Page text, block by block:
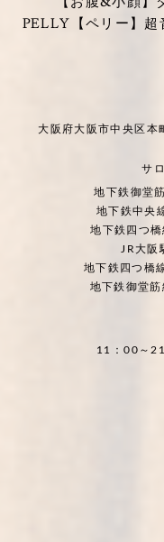
PELLY【ペリー】
大阪府大阪市中央区
サ
地下鉄御堂
地下鉄中央
地下鉄四つ
JR大阪
地下鉄四つ橋
地下鉄御堂
11：00～